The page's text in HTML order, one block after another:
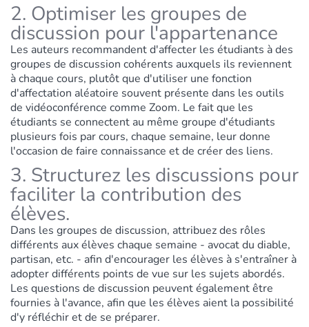
2. Optimiser les groupes de
discussion pour l'appartenance
Les auteurs recommandent d'affecter les étudiants à des
groupes de discussion cohérents auxquels ils reviennent
à chaque cours, plutôt que d'utiliser une fonction
d'affectation aléatoire souvent présente dans les outils
de vidéoconférence comme Zoom. Le fait que les
étudiants se connectent au même groupe d'étudiants
plusieurs fois par cours, chaque semaine, leur donne
l'occasion de faire connaissance et de créer des liens.
3. Structurez les discussions pour
faciliter la contribution des
élèves.
Dans les groupes de discussion, attribuez des rôles
différents aux élèves chaque semaine - avocat du diable,
partisan, etc. - afin d'encourager les élèves à s'entraîner à
adopter différents points de vue sur les sujets abordés.
Les questions de discussion peuvent également être
fournies à l'avance, afin que les élèves aient la possibilité
d'y réfléchir et de se préparer.